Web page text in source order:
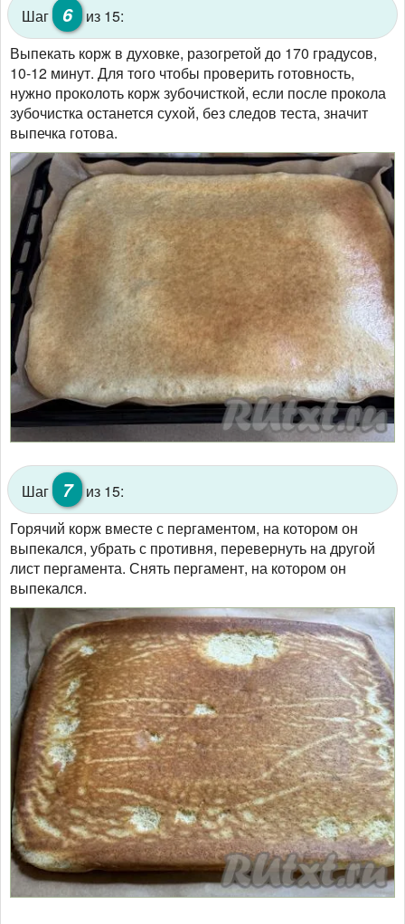
Шаг 6
из 15:
Выпекать корж в духовке, разогретой до 170 градусов,
10-12 минут. Для того чтобы проверить готовность,
нужно проколоть корж зубочисткой, если после прокола
зубочистка останется сухой, без следов теста, значит
выпечка готова.
Шаг 7
из 15:
Горячий корж вместе с пергаментом, на котором он
выпекался, убрать с противня, перевернуть на другой
лист пергамента. Снять пергамент, на котором он
выпекался.